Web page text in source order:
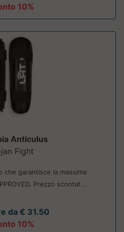
10%
Anticulus
Fight
che garantisce la massima
Prezzo scontat...
da € 31.50
10%